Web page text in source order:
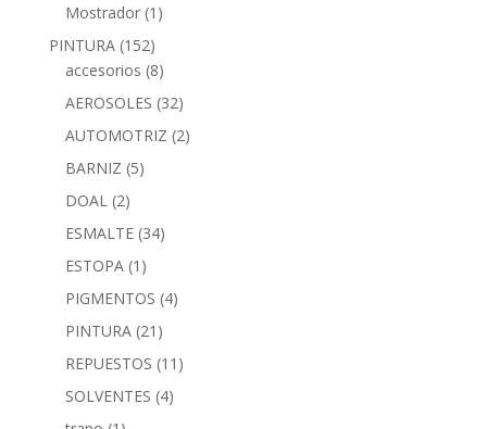
Mostrador (1)
PINTURA (152)
accesorios (8)
AEROSOLES (32)
AUTOMOTRIZ (2)
BARNIZ (5)
DOAL (2)
ESMALTE (34)
ESTOPA (1)
PIGMENTOS (4)
PINTURA (21)
REPUESTOS (11)
SOLVENTES (4)